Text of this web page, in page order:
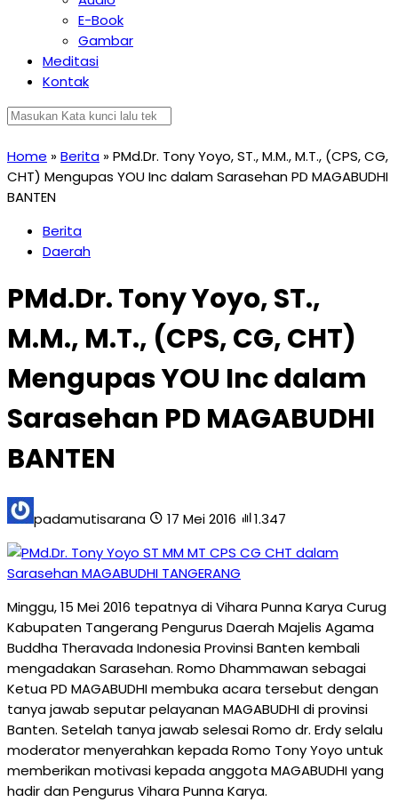
E-Book
Gambar
Meditasi
Kontak
Home »Berita »PMd.Dr. Tony Yoyo, ST., M.M., M.T., (CPS, CG,
CHT) Mengupas YOU Inc dalam Sarasehan PD MAGABUDHI
BANTEN
Berita
Daerah
PMd.Dr. Tony Yoyo, ST.,
M.M., M.T., (CPS, CG, CHT)
Mengupas YOU Inc dalam
Sarasehan PD MAGABUDHI
BANTEN
padamutisarana 17 Mei 2016 1.347
Minggu, 15 Mei 2016 tepatnya di Vihara Punna Karya Curug
Kabupaten Tangerang Pengurus Daerah Majelis Agama
Buddha Theravada Indonesia Provinsi Banten kembali
mengadakan Sarasehan. Romo Dhammawan sebagai
Ketua PD MAGABUDHI membuka acara tersebut dengan
tanya jawab seputar pelayanan MAGABUDHI di provinsi
Banten. Setelah tanya jawab selesai Romo dr. Erdy selalu
moderator menyerahkan kepada Romo Tony Yoyo untuk
memberikan motivasi kepada anggota MAGABUDHI yang
hadir dan Pengurus Vihara Punna Karya.